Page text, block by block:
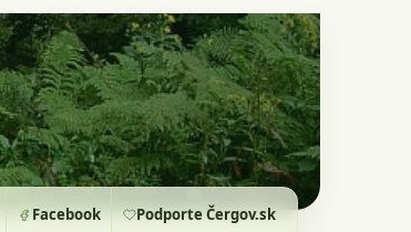
Facebook Podporte Čergov.sk